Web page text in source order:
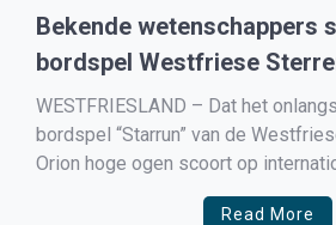
Bekende wetenschappers
bordspel Westfriese
WESTFRIESLAND – Dat het
bordspel “Starrun” van de
Orion hoge ogen scoort op
Read More